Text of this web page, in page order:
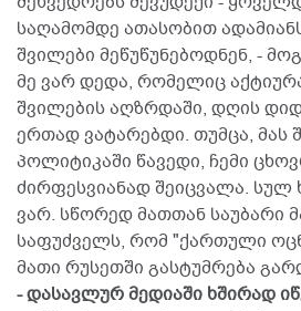
საღამომდე ათასობით
შვილები მეწუწუნებოდნენ, -
მე ვარ დედა, რომელიც
შვილების აღზრდაში, დღის
ერთად ვატარებდი. თუმცა, მას
პოლიტიკაში წავედი, ჩემი
ძირფესვიანად შეიცვალა. სულ
ვარ. სწორედ მათთან საუბარი
საფუძველს, რომ "ქართული
მათი რუსეთში გასტუმრება
- დასავლურ მედიაში ხშირად